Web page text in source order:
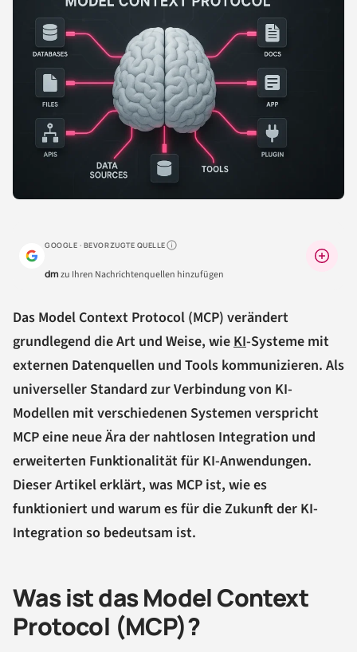
GOOGLE · BEVORZUGTE QUELLEWarum lohnt sich das?
dmzu Ihren Nachrichtenquellen hinzufügen
Das Model Context Protocol (MCP) verändert
grundlegend die Art und Weise, wie KI-Systeme mit
externen Datenquellen und Tools kommunizieren. Als
universeller Standard zur Verbindung von KI-
Modellen mit verschiedenen Systemen verspricht
MCP eine neue Ära der nahtlosen Integration und
erweiterten Funktionalität für KI-Anwendungen.
Dieser Artikel erklärt, was MCP ist, wie es
funktioniert und warum es für die Zukunft der KI-
Integration so bedeutsam ist.
Was ist das Model Context
Protocol (MCP)?